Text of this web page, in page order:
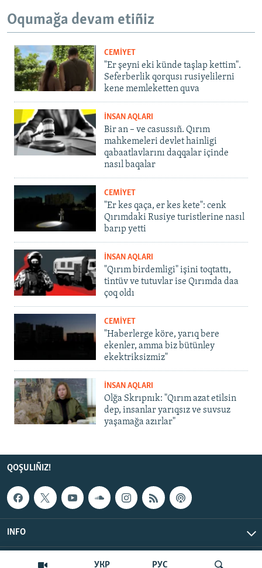
УКР РУС
Oqumağa devam etiñiz
CEMİYET
"Er şeyni eki künde taşlap kettim".
Seferberlik qorqusı rusiyelilerni
kene memleketten quva
İNSAN AQLARI
Bir an – ve casussıñ. Qırım
mahkemeleri devlet hainligi
qabaatlavlarını daqqalar içinde
nasıl baqalar
CEMİYET
"Er kes qaça, er kes kete": cenk
Qırımdaki Rusiye turistlerine nasıl
barıp yetti
İNSAN AQLARI
"Qırım birdemligi" işini toqtattı,
tintüv ve tutuvlar ise Qırımda daa
çoq oldı
CEMİYET
"Haberlerge köre, yarıq bere
ekenler, amma biz bütünley
ekektriksizmiz"
İNSAN AQLARI
Olğa Skrıpnık: "Qırım azat etilsin
dep, insanlar yarıqsız ve suvsuz
yaşamağa azırlar"
QOŞULIÑIZ!
INFO
© Qırım.Aqiqat, 2026 | All Rights Reserved.